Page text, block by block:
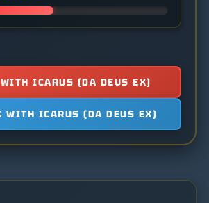
ICARUS (DA DEUS EX)
WITH ICARUS (DA DEUS EX)